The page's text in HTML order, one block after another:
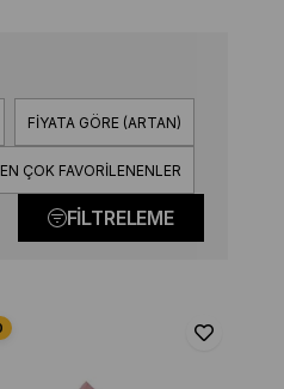
FIYATA GÖRE (ARTAN)
EN ÇOK FAVORILENENLER
FILTRELEME